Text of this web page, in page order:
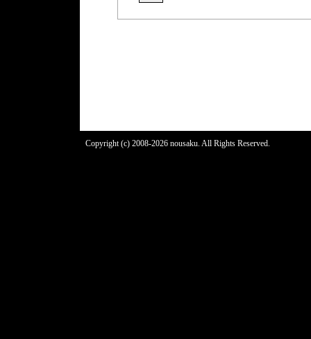
Copyright (c) 2008-2026 nousaku. All Rights Reserved.